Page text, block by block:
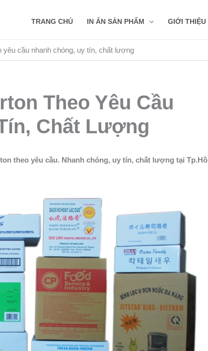
TRANG CHỦ IN ẤN SẢN PHẨM GIỚI THIỆU
yêu cầu nhanh chóng, uy tín, chất lượng
Theo Yêu Cầu
Chất Lượng
theo yêu cầu. Nhanh chóng, uy tín, chất lượng tại Tp.Hồ